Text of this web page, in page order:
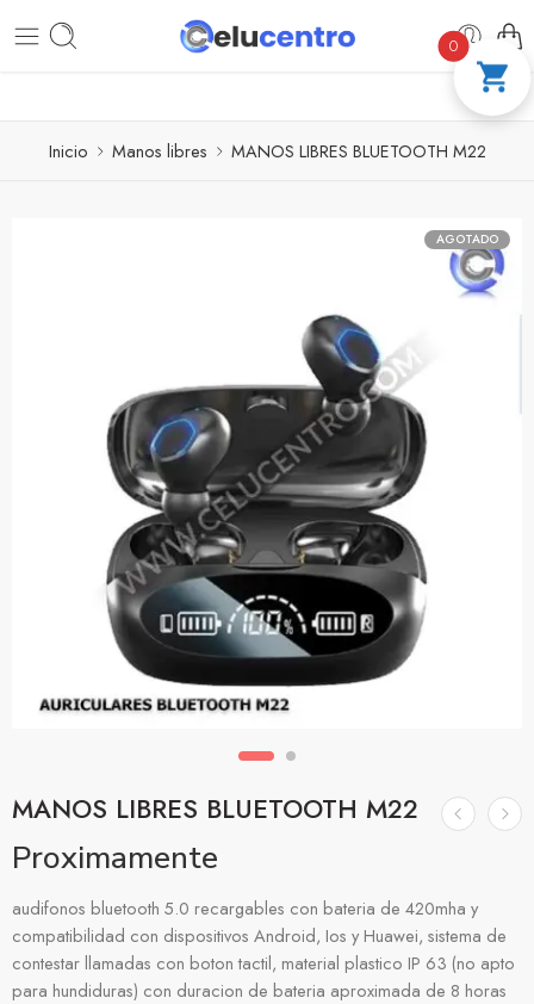
PAGA A CUOTAS CON ADDI COMPRA
Inicio Manos libres MANOS LIBRES BLUETOOTH M22
AGOTADO
MANOS LIBRES BLUETOOTH M22
Proximamente
audifonos bluetooth 5.0 recargables con bateria de 420mha y
compatibilidad con dispositivos Android, Ios y Huawei, sistema de
contestar llamadas con boton tactil, material plastico IP 63 (no apto
para hundiduras) con duracion de bateria aproximada de 8 horas
0